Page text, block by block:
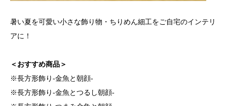
暑い夏を可愛い小さな飾り物・ちりめん細工をご自宅のインテリ
アに！
＜おすすめ商品＞
※長方形飾り-金魚と朝顔-
※長方形飾り-金魚とつるし朝顔-